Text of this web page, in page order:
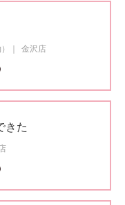
金沢店
きた